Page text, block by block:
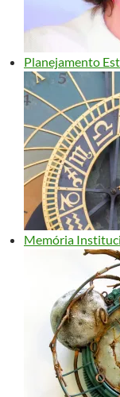
Planejamento
Memória